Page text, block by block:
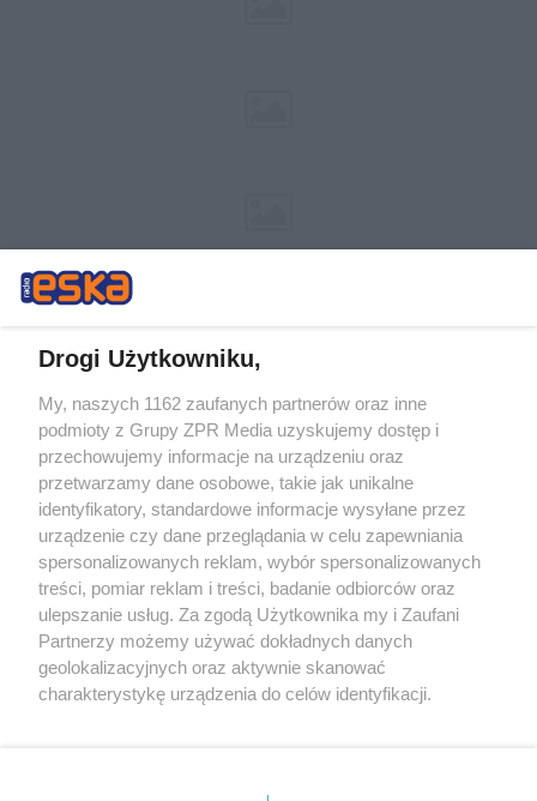
Żaden utwór zamieszczony w serwisie nie może być powielany i
rozpowszechniany lub dalej rozpowszechniany w jakikolwiek sposób (w
tym także elektroniczny lub mechaniczny) na jakimkolwiek polu
eksploatacji w jakiejkolwiek formie, włącznie z umieszczaniem w
Internecie bez pisemnej zgody właściciela praw. Jakiekolwiek użycie lub
wykorzystanie utworów w całości lub w części z naruszeniem prawa,
tzn. bez właściwej zgody, jest zabronione pod groźbą kary i może być
ścigane prawnie.
Drogi Użytkowniku,
My, naszych 1162 zaufanych partnerów oraz inne
podmioty z Grupy ZPR Media uzyskujemy dostęp i
przechowujemy informacje na urządzeniu oraz
przetwarzamy dane osobowe, takie jak unikalne
identyfikatory, standardowe informacje wysyłane przez
urządzenie czy dane przeglądania w celu zapewniania
spersonalizowanych reklam, wybór spersonalizowanych
treści, pomiar reklam i treści, badanie odbiorców oraz
ulepszanie usług. Za zgodą Użytkownika my i Zaufani
Partnerzy możemy używać dokładnych danych
geolokalizacyjnych oraz aktywnie skanować
charakterystykę urządzenia do celów identyfikacji.